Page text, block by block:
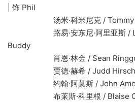
| 饰 Phil
汤米·科米尼克 / Tommy
路易·安东尼·阿里亚斯 /
Buddy
肖恩·林金 / Sean Ringgold
贾德·赫希 / Judd Hirsch |
约翰·阿莫斯 / John Amos |
布莱斯·科里根 / Blaise